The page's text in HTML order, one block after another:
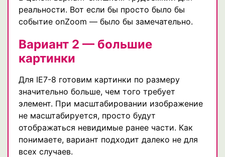
реальности. Вот если бы просто было бы
событие onZoom — было бы замечательно.
Вариант 2 — большие
картинки
Для IE7-8 готовим картинки по размеру
значительно больше, чем того требует
элемент. При масштабировании изображение
не масштабируется, просто будут
отображаться невидимые ранее части. Как
понимаете, вариант подходит далеко не для
всех случаев.